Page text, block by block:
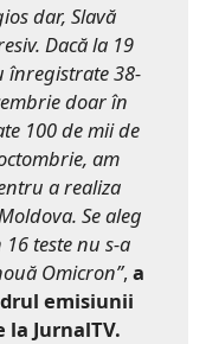
dar, Slavă
Dacă la 19
înregistrate 38-
doar în
100 de mii de
am
a realiza
Se aleg
teste nu s-a
Omicron”, a
emisiunii
la JurnalTV.